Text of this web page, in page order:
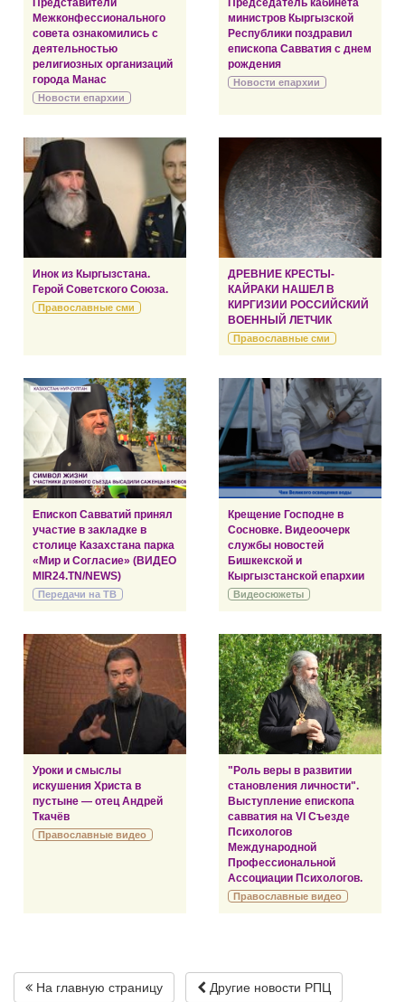
Межконфессионального
совета ознакомились с
деятельностью
религиозных организаций
города Манас
Новости епархии
министров Кыргызской
Республики поздравил
епископа Савватия с днем
рождения
Новости епархии
Инок из Кыргызстана.
Герой Советского Союза.
Православные сми
ДРЕВНИЕ КРЕСТЫ-
КАЙРАКИ НАШЕЛ В
КИРГИЗИИ РОССИЙСКИЙ
ВОЕННЫЙ ЛЕТЧИК
Православные сми
Епископ Савватий принял
участие в закладке в
столице Казахстана парка
«Мир и Согласие» (ВИДЕО
MIR24.TN/NEWS)
Передачи на ТВ
Крещение Господне в
Сосновке. Видеоочерк
службы новостей
Бишкекской и
Кыргызстанской епархии
Видеосюжеты
Уроки и смыслы
искушения Христа в
пустыне — отец Андрей
Ткачёв
Православные видео
"Роль веры в развитии
становления личности".
Выступление епископа
савватия на VI Съезде
Психологов
Международной
Профессиональной
Ассоциации Психологов.
Православные видео
На главную страницу Другие новости РПЦ